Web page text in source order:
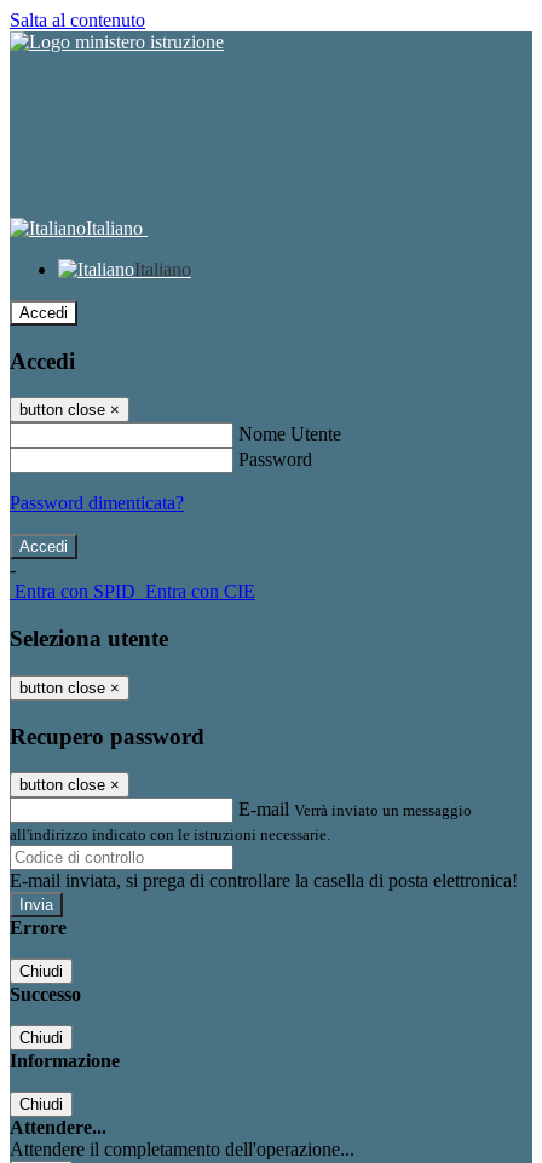
Salta al contenuto
Italiano
Italiano
Accedi
Accedi
button close ×
Nome Utente
Password
Password dimenticata?
-
Entra con SPID Entra con CIE
Seleziona utente
button close ×
Recupero password
button close ×
E-mail Verrà inviato un messaggio
all'indirizzo indicato con le istruzioni necessarie.
E-mail inviata, si prega di controllare la casella di posta elettronica!
Errore
Chiudi
Successo
Chiudi
Informazione
Chiudi
Attendere...
Attendere il completamento dell'operazione...